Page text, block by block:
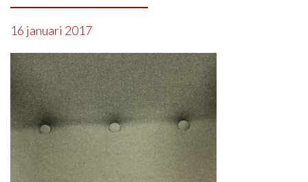
16 januari 2017